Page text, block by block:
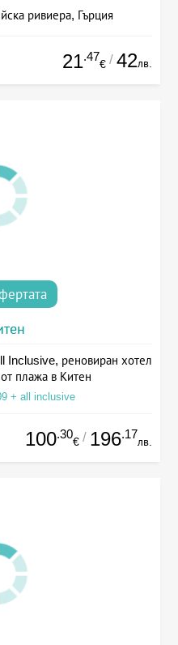
ривиера, Гърция
21.47
€ / 42лв.
Inclusive, реновиран хотел
плажа в Китен
+ all inclusive
100.30
€ / 196.17
лв.